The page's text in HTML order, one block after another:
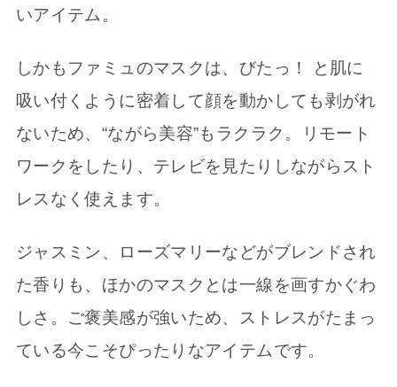
いアイテム。
しかもファミュのマスクは、びたっ！ と肌に
吸い付くように密着して顔を動かしても剥がれ
ないため、“ながら美容”もラクラク。リモート
ワークをしたり、テレビを見たりしながらスト
レスなく使えます。
ジャスミン、ローズマリーなどがブレンドされ
た香りも、ほかのマスクとは一線を画すかぐわ
しさ。ご褒美感が強いため、ストレスがたまっ
ている今こそぴったりなアイテムです。